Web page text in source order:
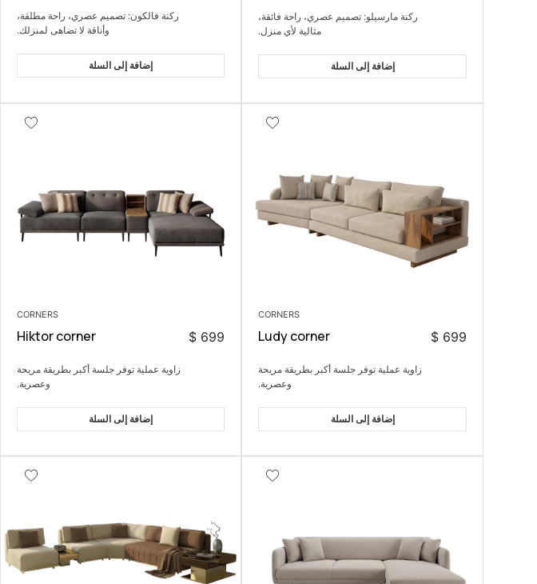
ركنة مارسيلو: تصميم عصري، راحة فائقة،
مثالية لأي منزل.
إضافة إلى السلة
ركنة فالكون: تصميم عصري، راحة مطلقة،
وأناقة لا تضاهى لمنزلك.
إضافة إلى السلة
CORNERS
Ludy corner 699
$
زاوية عملية توفر جلسة أكبر بطريقة مريحة
وعصرية.
إضافة إلى السلة
CORNERS
Hiktor corner 699
$
زاوية عملية توفر جلسة أكبر بطريقة مريحة
وعصرية.
إضافة إلى السلة